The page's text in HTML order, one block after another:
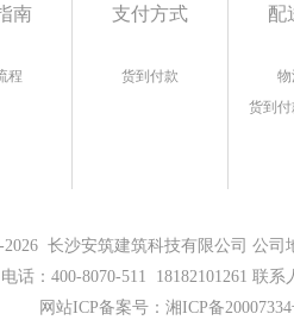
南
程
支付方式
货到付款
配
物
货到
长沙安筑建筑科技有限公司 公司
电话：400-8070-511 18182101261 联
网站ICP备案号： 湘ICP备